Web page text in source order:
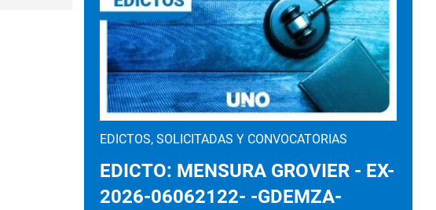
EDICTOS, SOLICITADAS Y CONVOCATORIAS
EDICTO: MENSURA GROVIER - EX-
2026-06062122- -GDEMZA-